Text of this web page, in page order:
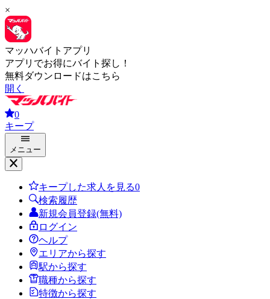
×
マッハバイトアプリ
アプリでお得にバイト探し！
無料ダウンロードはこちら
開く
0
キープ
メニュー
キープした求人を見る0
検索履歴
新規会員登録(無料)
ログイン
ヘルプ
エリアから探す
駅から探す
職種から探す
特徴から探す